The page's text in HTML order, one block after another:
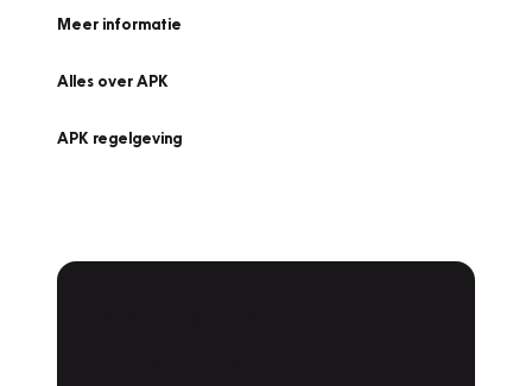
Meer informatie
Alles over APK
APK regelgeving